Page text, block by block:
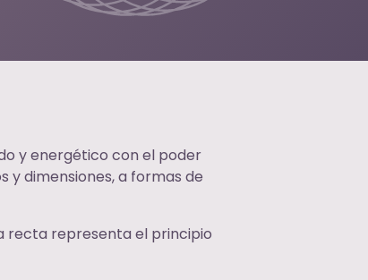
y energético con el poder
dimensiones, a formas de
recta representa el principio